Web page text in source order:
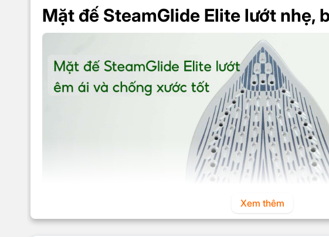
Mặt đế SteamGlide Elite lướt nhẹ,
Xem thêm